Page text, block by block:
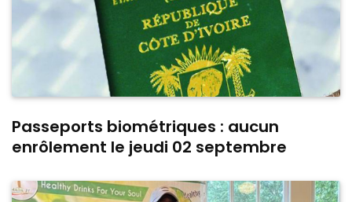
Passeports biométriques : aucun
enrôlement le jeudi 02 septembre